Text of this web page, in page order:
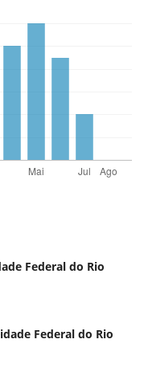
Federal do Rio
Federal do Rio